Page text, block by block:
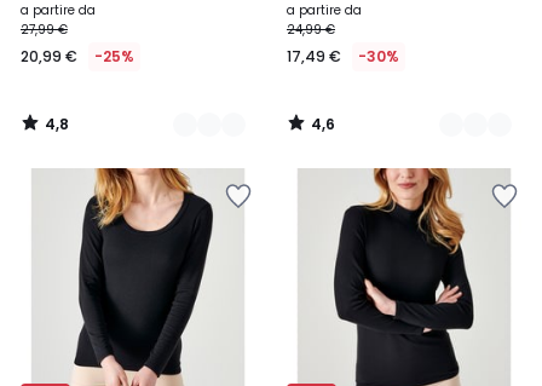
a partire da
27,99 €
20,99 € -25%
4,8
/
a partire da
24,99 €
17,49 € -30%
4,6
/